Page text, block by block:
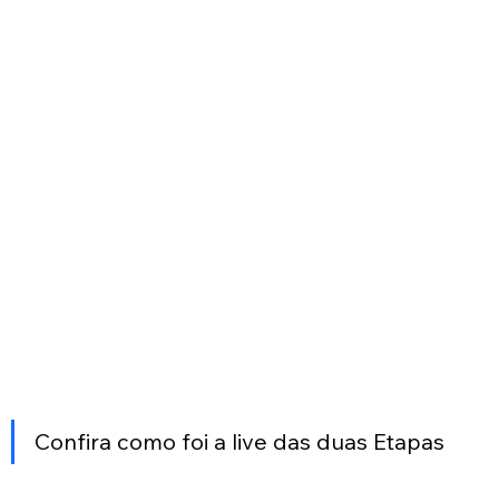
Confira como foi a live das duas Etapas